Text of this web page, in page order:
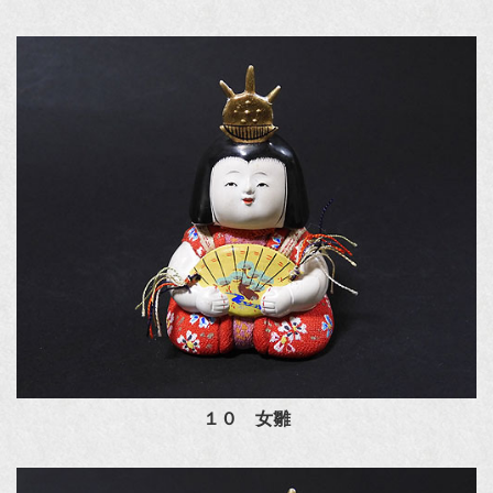
１０ 女雛